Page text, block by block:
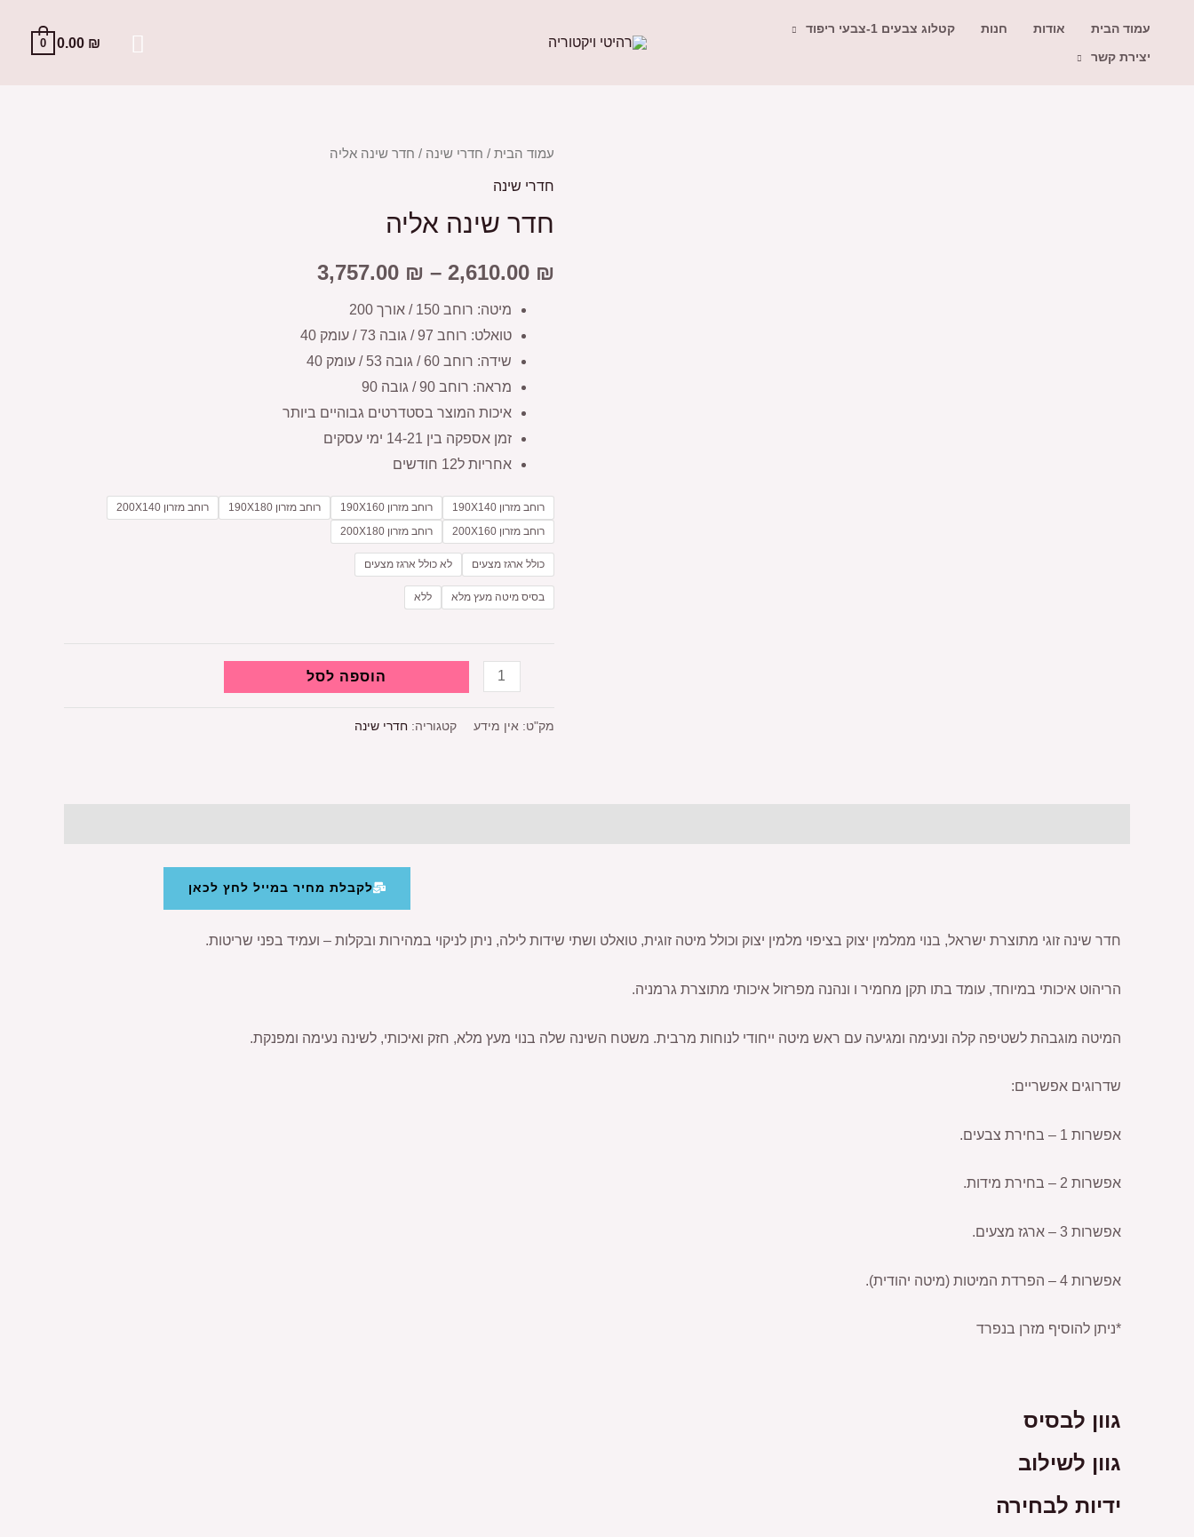
עמוד הבית אודות חנות
קטלוג צבעים 1-צבעי ריפוד
יצירת קשר
0.00 ₪
0
עמוד הבית / חדרי שינה / חדר שינה אליה
חדרי שינה
חדר שינה אליה
2,610.00 ₪
–
3,757.00 ₪
מיטה: רוחב 150 / אורך 200
טואלט: רוחב 97 / גובה 73 / עומק 40
שידה: רוחב 60 / גובה 53 / עומק 40
מראה: רוחב 90 / גובה 90
איכות המוצר בסטדרטים גבוהיים ביותר
זמן אספקה בין 14-21 ימי עסקים
אחריות ל12 חודשים
רוחב מזרון 190X140 רוחב מזרון 190X160 רוחב מזרון 190X180
רוחב מזרון 200X140
רוחב מזרון 200X160
רוחב מזרון 200X180
כולל ארגז מצעים לא כולל ארגז מצעים
בסיס מיטה מעץ מלא ללא
הוספה לסל
מק"ט: אין מידע קטגוריה: חדרי שינה
לקבלת מחיר במייל לחץ לכאן
חדר שינה זוגי מתוצרת ישראל, בנוי ממלמין יצוק בציפוי מלמין יצוק וכולל מיטה זוגית, טואלט ושתי שידות לילה, ניתן לניקוי במהירות ובקלות – ועמיד בפני שריטות.
הריהוט איכותי במיוחד, עומד בתו תקן מחמיר ו ונהנה מפרזול איכותי מתוצרת גרמניה.
המיטה מוגבהת לשטיפה קלה ונעימה ומגיעה עם ראש מיטה ייחודי לנוחות מרבית. משטח השינה שלה בנוי מעץ מלא, חזק ואיכותי, לשינה נעימה ומפנקת.
שדרוגים אפשריים:
אפשרות 1 – בחירת צבעים.
אפשרות 2 – בחירת מידות.
אפשרות 3 – ארגז מצעים.
אפשרות 4 – הפרדת המיטות (מיטה יהודית).
*ניתן להוסיף מזרן בנפרד
גוון לבסיס
גוון לשילוב
ידיות לבחירה